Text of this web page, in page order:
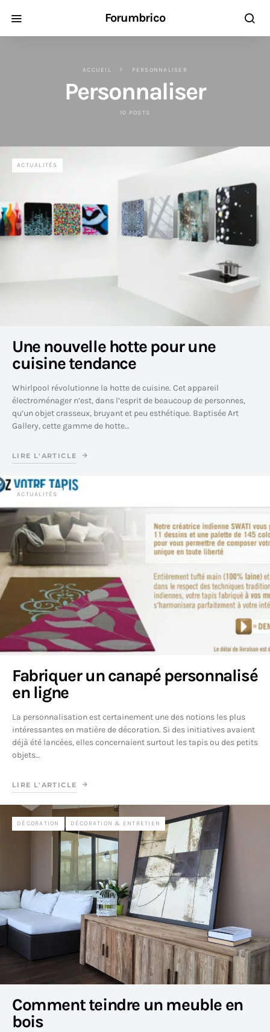
Forumbrico
ACCUEIL PERSONNALISER
Personnaliser
10 POSTS
ACTUALITÉS
Une nouvelle hotte pour une
cuisine tendance
Whirlpool révolutionne la hotte de cuisine. Cet appareil
électroménager n’est, dans l’esprit de beaucoup de personnes,
qu’un objet crasseux, bruyant et peu esthétique. Baptisée Art
Gallery, cette gamme de hotte…
LIRE L'ARTICLE
ACTUALITÉS
Fabriquer un canapé personnalisé
en ligne
La personnalisation est certainement une des notions les plus
intéressantes en matière de décoration. Si des initiatives avaient
déjà été lancées, elles concernaient surtout les tapis ou des petits
objets…
LIRE L'ARTICLE
DÉCORATION DÉCORATION & ENTRETIEN
Comment teindre un meuble en
bois